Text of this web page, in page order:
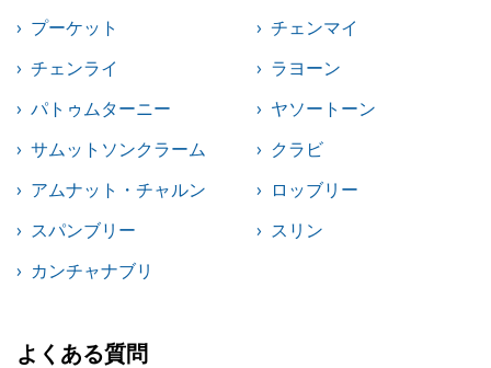
プーケット
チェンマイ
チェンライ
ラヨーン
パトゥムターニー
ヤソートーン
サムットソンクラーム
クラビ
アムナット・チャルン
ロッブリー
スパンブリー
スリン
カンチャナブリ
よくある質問